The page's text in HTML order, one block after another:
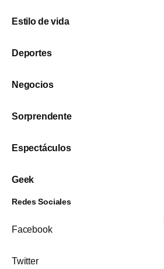
Estilo de vida
Deportes
Negocios
Sorprendente
Espectáculos
Geek
Redes Sociales
Facebook
Twitter